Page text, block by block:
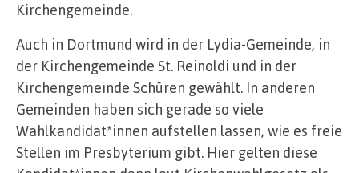
Kirchengemeinde.
Auch in Dortmund wird in der Lydia-Gemeinde, in
der Kirchengemeinde St. Reinoldi und in der
Kirchengemeinde Schüren gewählt. In anderen
Gemeinden haben sich gerade so viele
Wahlkandidat*innen aufstellen lassen, wie es freie
Stellen im Presbyterium gibt. Hier gelten diese